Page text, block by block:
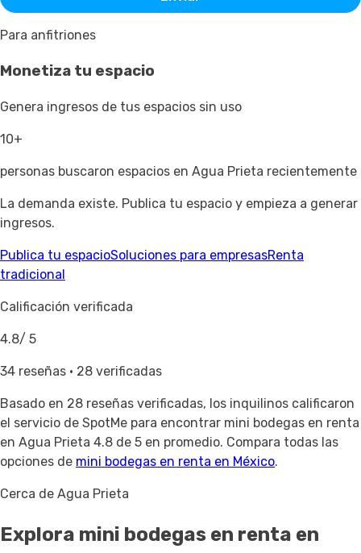
Para anfitriones
Monetiza tu espacio
Genera ingresos de tus espacios sin uso
10+
personas buscaron espacios en Agua Prieta recientemente
La demanda existe. Publica tu espacio y empieza a generar
ingresos.
Publica tu espacioSoluciones para empresasRenta
tradicional
Calificación verificada
4.8/ 5
34 reseñas · 28 verificadas
Basado en 28 reseñas verificadas, los inquilinos calificaron
el servicio de SpotMe para encontrar mini bodegas en renta
en Agua Prieta 4.8 de 5 en promedio. Compara todas las
opciones de mini bodegas en renta en México.
Cerca de Agua Prieta
Explora mini bodegas en renta en